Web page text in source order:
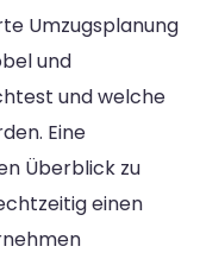
Umzugsplanung
und
und welche
Eine
Überblick zu
einen